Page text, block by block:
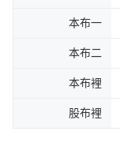
本布一
本布二
本布裡
股布裡